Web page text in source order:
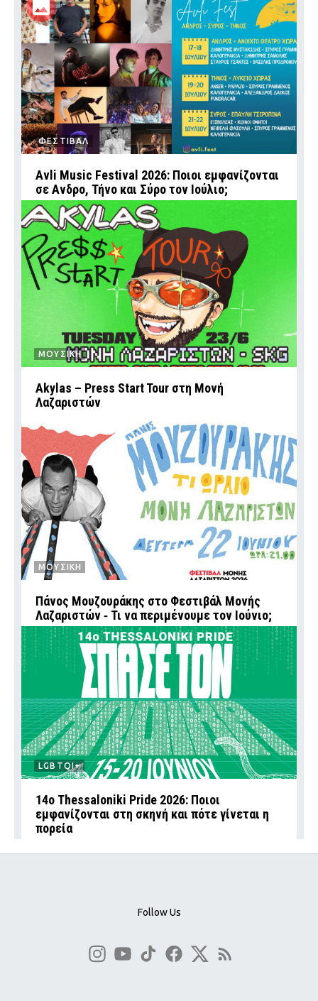
ΦΕΣΤΙΒΑΛ
Avli Music Festival 2026: Ποιοι εμφανίζονται
σε Ανδρο, Τήνο και Σύρο τον Ιούλιο;
ΜΟΥΣΙΚΗ
Akylas – Press Start Tour στη Μονή
Λαζαριστών
ΜΟΥΣΙΚΗ
Πάνος Μουζουράκης στο Φεστιβάλ Μονής
Λαζαριστών ‑ Τι να περιμένουμε τον Ιούνιο;
LGBTQI+
14ο Thessaloniki Pride 2026: Ποιοι
εμφανίζονται στη σκηνή και πότε γίνεται η
πορεία
Follow Us